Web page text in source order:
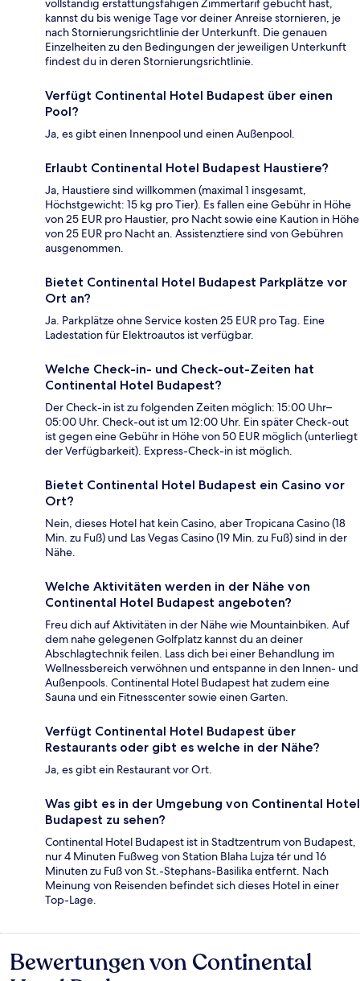
vollständig erstattungsfähigen Zimmertarif gebucht hast,
kannst du bis wenige Tage vor deiner Anreise stornieren, je
nach Stornierungsrichtlinie der Unterkunft. Die genauen
Einzelheiten zu den Bedingungen der jeweiligen Unterkunft
findest du in deren Stornierungsrichtlinie.
Verfügt Continental Hotel Budapest über einen
Pool?
Ja, es gibt einen Innenpool und einen Außenpool.
Erlaubt Continental Hotel Budapest Haustiere?
Ja, Haustiere sind willkommen (maximal 1 insgesamt,
Höchstgewicht: 15 kg pro Tier). Es fallen eine Gebühr in Höhe
von 25 EUR pro Haustier, pro Nacht sowie eine Kaution in Höhe
von 25 EUR pro Nacht an. Assistenztiere sind von Gebühren
ausgenommen.
Bietet Continental Hotel Budapest Parkplätze vor
Ort an?
Ja. Parkplätze ohne Service kosten 25 EUR pro Tag. Eine
Ladestation für Elektroautos ist verfügbar.
Welche Check-in- und Check-out-Zeiten hat
Continental Hotel Budapest?
Der Check-in ist zu folgenden Zeiten möglich: 15:00 Uhr–
05:00 Uhr. Check-out ist um 12:00 Uhr. Ein später Check-out
ist gegen eine Gebühr in Höhe von 50 EUR möglich (unterliegt
der Verfügbarkeit). Express-Check-in ist möglich.
Bietet Continental Hotel Budapest ein Casino vor
Ort?
Nein, dieses Hotel hat kein Casino, aber Tropicana Casino (18
Min. zu Fuß) und Las Vegas Casino (19 Min. zu Fuß) sind in der
Nähe.
Welche Aktivitäten werden in der Nähe von
Continental Hotel Budapest angeboten?
Freu dich auf Aktivitäten in der Nähe wie Mountainbiken. Auf
dem nahe gelegenen Golfplatz kannst du an deiner
Abschlagtechnik feilen. Lass dich bei einer Behandlung im
Wellnessbereich verwöhnen und entspanne in den Innen- und
Außenpools. Continental Hotel Budapest hat zudem eine
Sauna und ein Fitnesscenter sowie einen Garten.
Verfügt Continental Hotel Budapest über
Restaurants oder gibt es welche in der Nähe?
Ja, es gibt ein Restaurant vor Ort.
Was gibt es in der Umgebung von Continental Hotel
Budapest zu sehen?
Continental Hotel Budapest ist in Stadtzentrum von Budapest,
nur 4 Minuten Fußweg von Station Blaha Lujza tér und 16
Minuten zu Fuß von St.-Stephans-Basilika entfernt. Nach
Meinung von Reisenden befindet sich dieses Hotel in einer
Top-Lage.
Bewertungen
Bewertungen von Continental